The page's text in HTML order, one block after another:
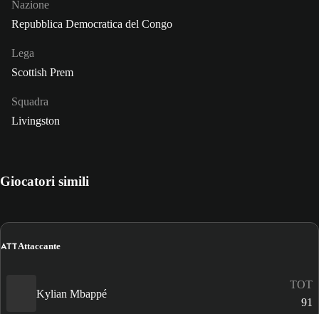
Nazione
Repubblica Democratica del Congo
Lega
Scottish Prem
Squadra
Livingston
Giocatori simili
ATTAttaccante
Kylian Mbappé
TOT
91